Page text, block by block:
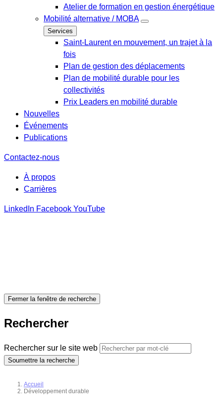
Atelier de formation en gestion énergétique
Mobilité alternative / MOBA
Services
Saint-Laurent en mouvement, un trajet à la
fois
Plan de gestion des déplacements
Plan de mobilité durable pour les
collectivités
Prix Leaders en mobilité durable
Nouvelles
Événements
Publications
Contactez-nous
À propos
Carrières
LinkedIn Facebook YouTube
Fermer la fenêtre de recherche
Rechercher
Rechercher sur le site web
Soumettre la recherche
Accueil
Développement durable